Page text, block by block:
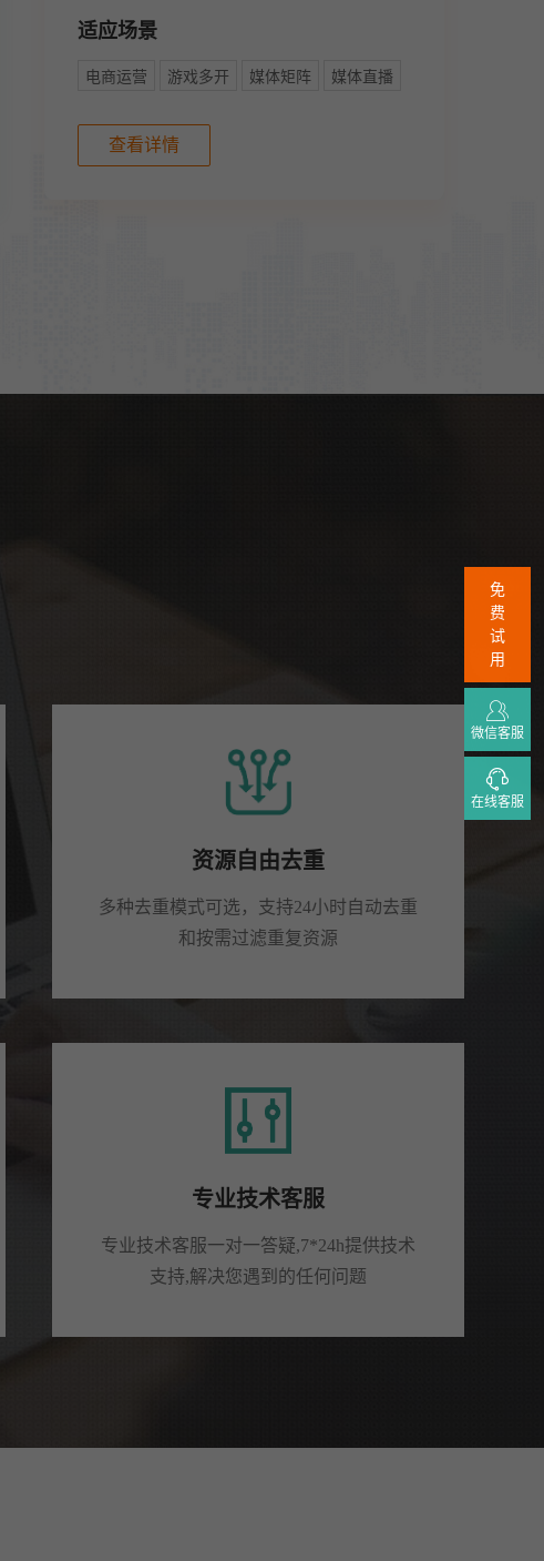
适应场景
电商运营 游戏多开 媒体矩阵 媒体直播
查看详情
资源自由去重
多种去重模式可选，支持24小时自动去重
和按需过滤重复资源
专业技术客服
专业技术客服一对一答疑,7*24h提供技术
支持,解决您遇到的任何问题
免
费
试
用
微信客服
在线客服